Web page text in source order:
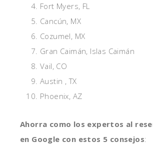
Fort Myers, FL
Cancún, MX
Cozumel, MX
Gran Caimán, Islas Caimán
Vail, CO
Austin , TX
Phoenix, AZ
Ahorra como los expertos al
en Google con estos 5 consejos: